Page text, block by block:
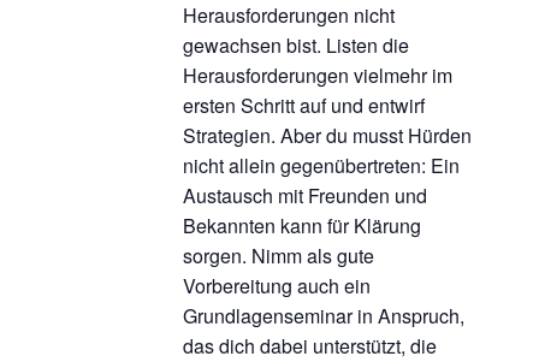
Herausforderungen nicht
gewachsen bist. Listen die
Herausforderungen vielmehr im
ersten Schritt auf und entwirf
Strategien. Aber du musst Hürden
nicht allein gegenübertreten: Ein
Austausch mit Freunden und
Bekannten kann für Klärung
sorgen. Nimm als gute
Vorbereitung auch ein
Grundlagenseminar in Anspruch,
das dich dabei unterstützt, die